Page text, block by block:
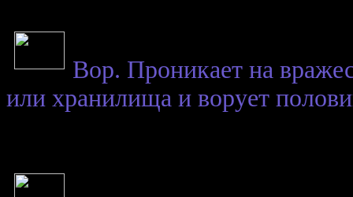
Вор. Проникает на
или хранилища и ворует